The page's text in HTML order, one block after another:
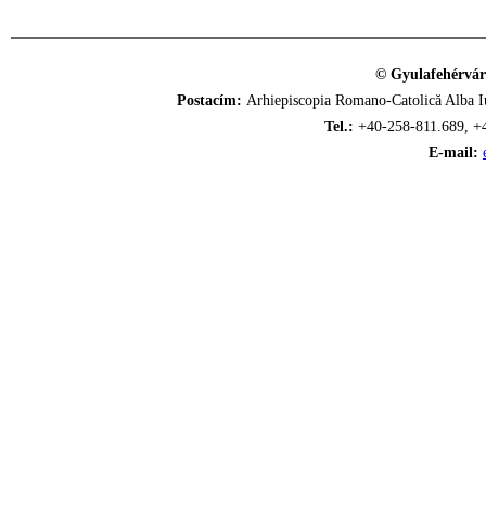
©
Postacím: Arhiepiscopia Romano-Catolică
Tel.: +40-258-811.689,
E-mail: